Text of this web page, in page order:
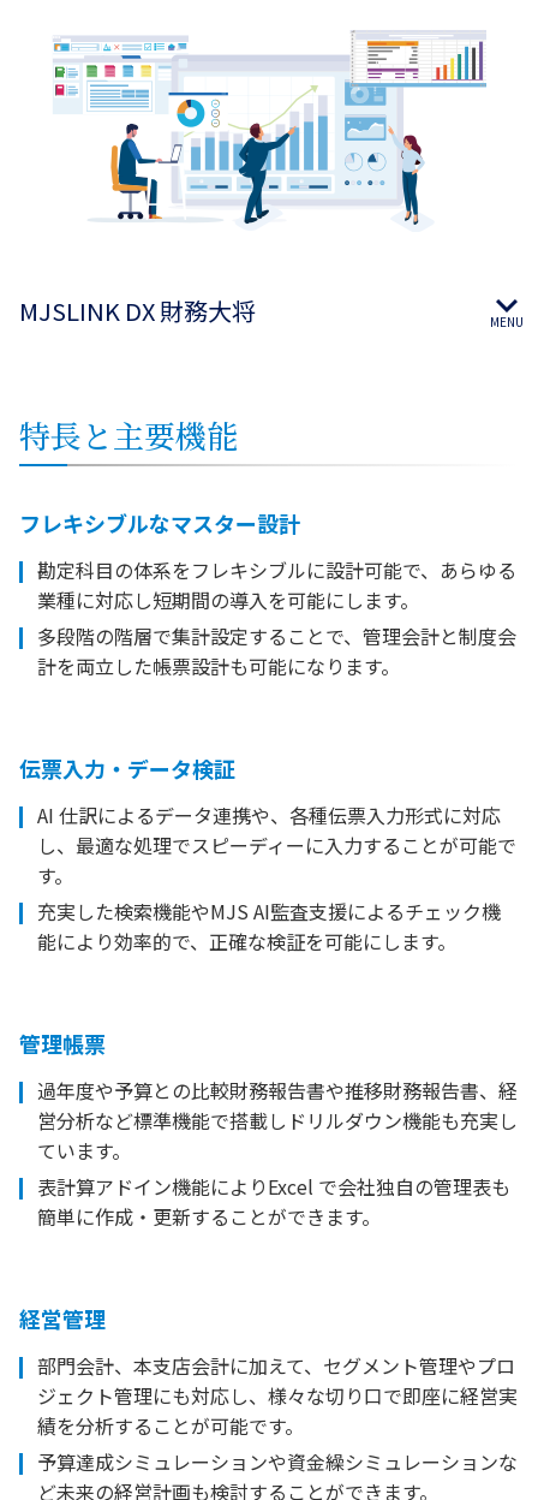
MJSLINK DX 財務大将
特長と主要機能
フレキシブルなマスター設計
勘定科目の体系をフレキシブルに設計可能で、あらゆる
業種に対応し短期間の導入を可能にします。
多段階の階層で集計設定することで、管理会計と制度会
計を両立した帳票設計も可能になります。
伝票入力・データ検証
AI 仕訳によるデータ連携や、各種伝票入力形式に対応
し、最適な処理でスピーディーに入力することが可能で
す。
充実した検索機能やMJS AI監査支援によるチェック機
能により効率的で、正確な検証を可能にします。
管理帳票
過年度や予算との比較財務報告書や推移財務報告書、経
営分析など標準機能で搭載しドリルダウン機能も充実し
ています。
表計算アドイン機能によりExcel で会社独自の管理表も
簡単に作成・更新することができます。
経営管理
部門会計、本支店会計に加えて、セグメント管理やプロ
ジェクト管理にも対応し、様々な切り口で即座に経営実
績を分析することが可能です。
予算達成シミュレーションや資金繰シミュレーションな
ど未来の経営計画も検討することができます。